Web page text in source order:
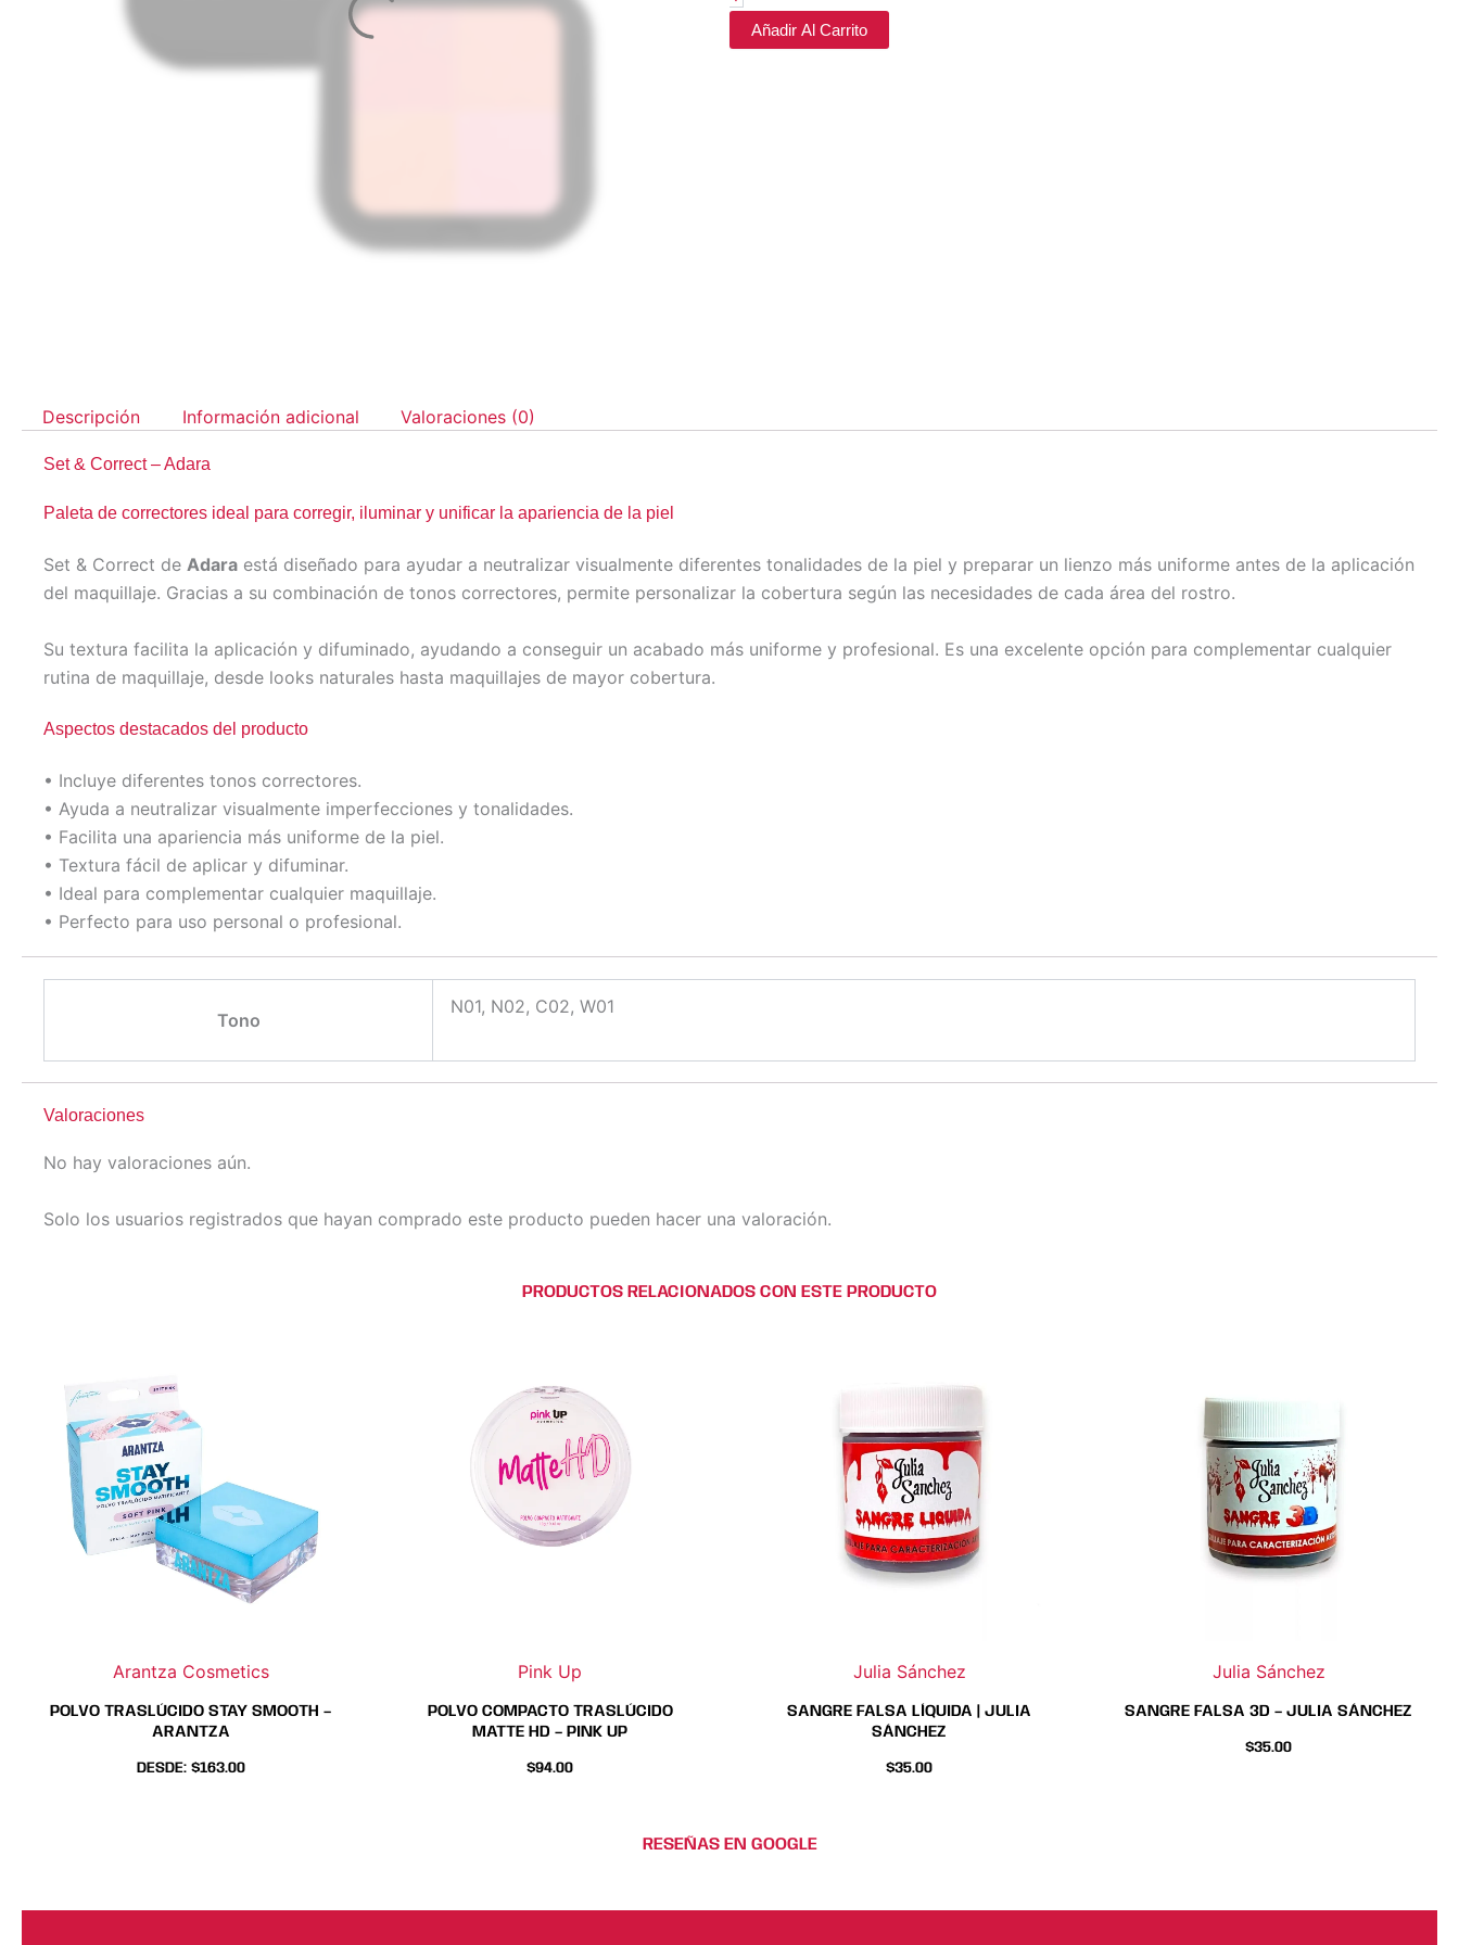
Añadir Al Carrito
Descripción Información adicional Valoraciones (0)
Set & Correct – Adara
Paleta de correctores ideal para corregir, iluminar y unificar la apariencia de la piel
Set & Correct de Adara está diseñado para ayudar a neutralizar visualmente diferentes tonalidades de la piel y preparar un lienzo más uniforme antes de la aplicación
del maquillaje. Gracias a su combinación de tonos correctores, permite personalizar la cobertura según las necesidades de cada área del rostro.
Su textura facilita la aplicación y difuminado, ayudando a conseguir un acabado más uniforme y profesional. Es una excelente opción para complementar cualquier
rutina de maquillaje, desde looks naturales hasta maquillajes de mayor cobertura.
Aspectos destacados del producto
• Incluye diferentes tonos correctores.
• Ayuda a neutralizar visualmente imperfecciones y tonalidades.
• Facilita una apariencia más uniforme de la piel.
• Textura fácil de aplicar y difuminar.
• Ideal para complementar cualquier maquillaje.
• Perfecto para uso personal o profesional.
Tono
N01, N02, C02, W01
Valoraciones
No hay valoraciones aún.
Solo los usuarios registrados que hayan comprado este producto pueden hacer una valoración.
PRODUCTOS RELACIONADOS CON ESTE PRODUCTO
Arantza Cosmetics
variantes.
opciones
se
pueden
elegir
de
producto
POLVO TRASLÚCIDO STAY SMOOTH –
ARANTZA
DESDE: $163.00
opciones
se
pueden
elegir
en
de
producto
Pink Up
POLVO COMPACTO TRASLÚCIDO
MATTE HD – PINK UP
$94.00
Julia Sánchez
SANGRE FALSA LÍQUIDA | JULIA
SÁNCHEZ
$35.00
Julia Sánchez
SANGRE FALSA 3D – JULIA SÁNCHEZ
$35.00
RESEÑAS EN GOOGLE